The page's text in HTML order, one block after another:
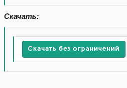
Скачать:
Скачать без ограничений